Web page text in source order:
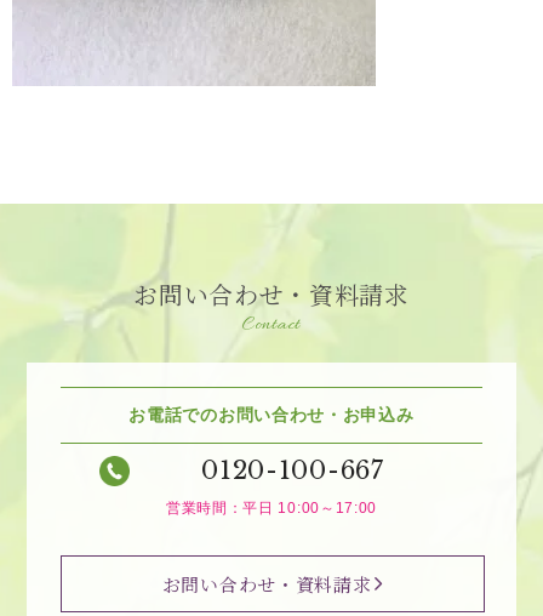
お問い合わせ・資料請求
Contact
お電話でのお問い合わせ・お申込み
0120-100-667
営業時間：平日 10:00～17:00
お問い合わせ・資料請求